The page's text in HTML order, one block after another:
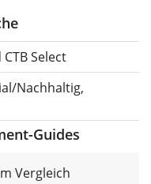
CTB Select
Nachhaltig,
Guides
Vergleich